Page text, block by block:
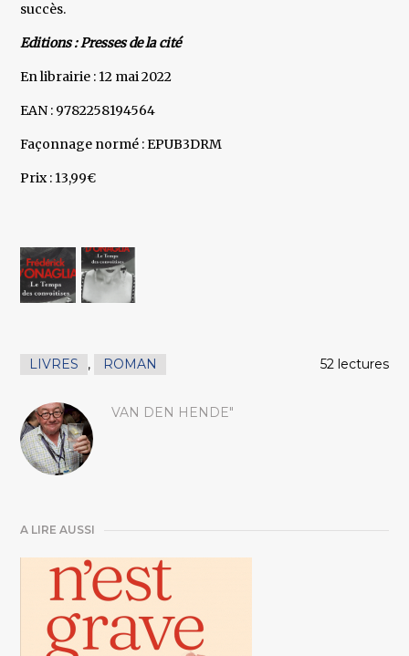
succès.
Editions : Presses de la cité
En librairie : 12 mai 2022
EAN : 9782258194564
Façonnage normé : EPUB3DRM
Prix : 13,99€
LIVRES , ROMAN 52 lectures
VAN DEN HENDE"
A LIRE AUSSI